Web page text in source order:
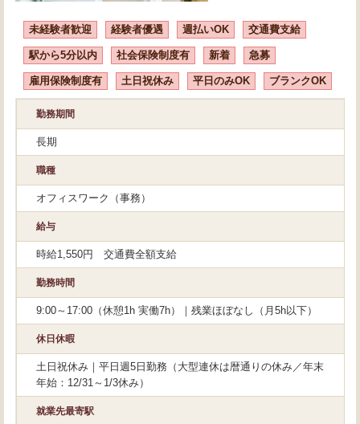
未経験者歓迎 経験者優遇 週払いOK 交通費支給
駅から5分以内 社会保険制度有 新着 急募
雇用保険制度有 土日祝休み 平日のみOK ブランクOK
勤務期間
長期
職種
オフィスワーク（事務）
給与
時給1,550円 交通費全額支給
勤務時間
9:00～17:00（休憩1h 実働7h）｜残業ほぼなし（月5h以下）
休日休暇
土日祝休み｜平日週5日勤務（大型連休は暦通りの休み／年末
年始：12/31～1/3休み）
就業先最寄駅